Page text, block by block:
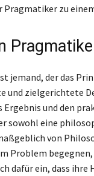
Pragmatiker zu
jemand, der das
und zielgerichtete
Ergebnis und den
sowohl eine
von
Problem
dafür ein, dass